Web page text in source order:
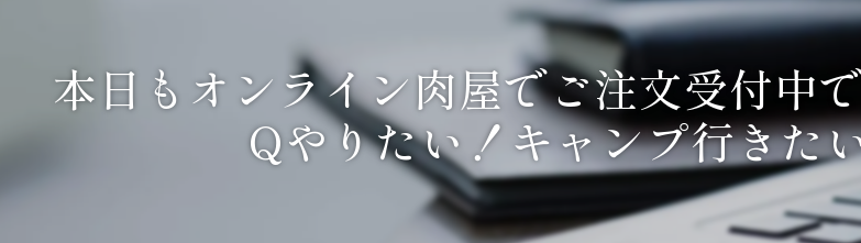
本日もオンライン肉屋でご注文受付中
Qやりたい！キャンプ行きた